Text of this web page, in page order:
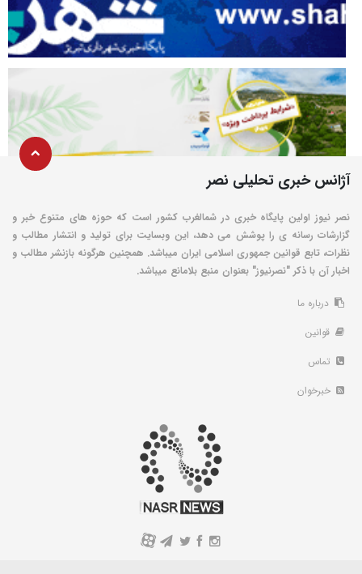
آژانس خبری تحلیلی نصر
نصر نیوز اولین پایگاه خبری در شمالغرب کشور است که حوزه های متنوع خبر و
گزارشات رسانه ی را پوشش می دهد، این وبسایت برای تولید و انتشار مطالب و
نظرات، تابع قوانین جمهوری اسلامی ایران میباشد. همچنین هرگونه بازنشر مطالب و
اخبار آن با ذکر "نصرنیوز" بعنوان منبع بلامانع میباشد.
درباره ما
قوانین
تماس
خبرخوان
A